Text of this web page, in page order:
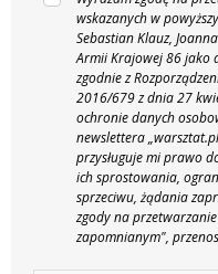
wskazanych w
Sebastian Klauz,
Armii Krajowej 86 jako
zgodnie z
2016/679 z dnia 27
ochronie danych
newslettera
przysługuje mi prawo
ich sprostowania,
sprzeciwu, żądania
zgody na
zapomnianym",